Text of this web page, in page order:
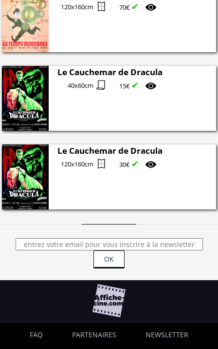
120x160cm 70€ ✔
Le Cauchemar de Dracula
40x60cm 15€ ✔
Le Cauchemar de Dracula
120x160cm 30€ ✔
OK
FAQ PARTENAIRES NEWSLETTER